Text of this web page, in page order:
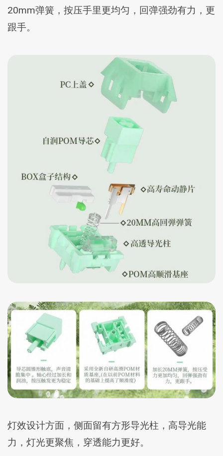
20mm弹簧，按压手里更均匀，回弹强劲有力，更
跟手。
灯效设计方面，侧面留有方形导光柱，高导光能
力，灯光更聚焦，穿透能力更好。